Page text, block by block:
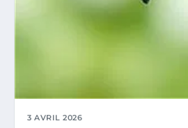
3 AVRIL 2026